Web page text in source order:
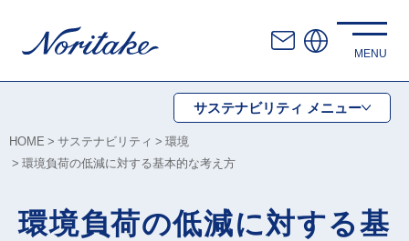
サステナビリティ メニュー
HOME サステナビリティ
環境
環境負荷の低減に対する基本的な考え方
環境負荷の低減に対する基